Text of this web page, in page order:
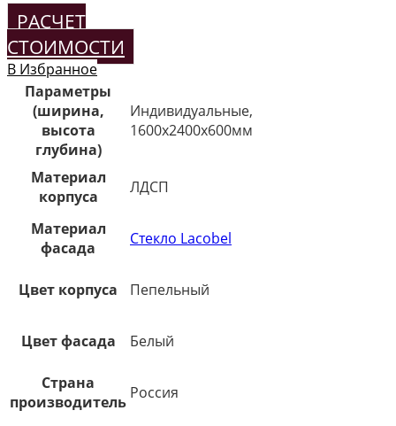
РАСЧЕТ
СТОИМОСТИ
В Избранное
Параметры
(ширина,
высота
глубина)
Индивидуальные,
1600х2400х600мм
Материал
корпуса
ЛДСП
Материал
фасада
Стекло Lacobel
Цвет корпуса Пепельный
Цвет фасада Белый
Страна
производитель Россия